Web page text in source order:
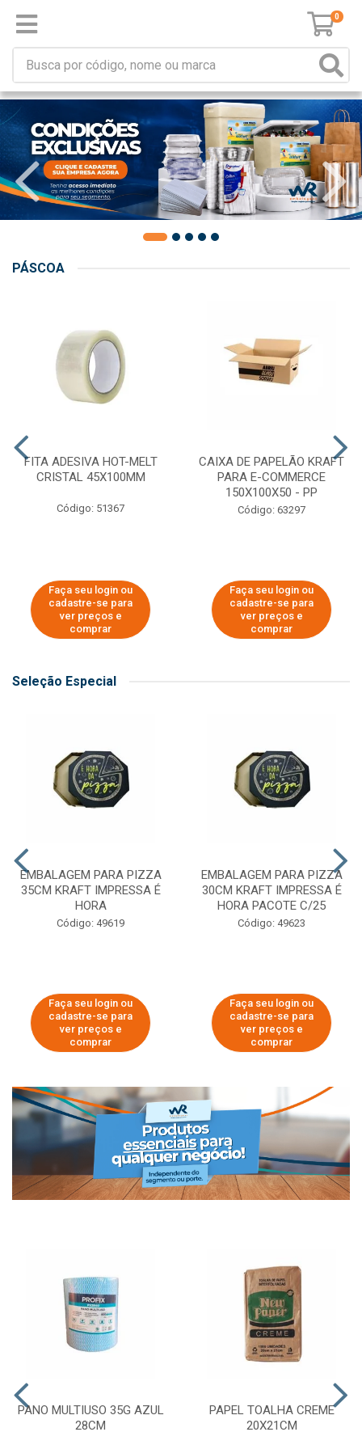
0
PÁSCOA
FITA ADESIVA HOT-MELT
CRISTAL 45X100MM
Código: 51367
Faça seu login ou
cadastre-se para
ver preços e
comprar
CAIXA DE PAPELÃO KRAFT
PARA E-COMMERCE
150X100X50 - PP
Código: 63297
Faça seu login ou
cadastre-se para
ver preços e
comprar
Seleção Especial
EMBALAGEM PARA PIZZA
35CM KRAFT IMPRESSA É
HORA
Código: 49619
Faça seu login ou
cadastre-se para
ver preços e
comprar
EMBALAGEM PARA PIZZA
30CM KRAFT IMPRESSA É
HORA PACOTE C/25
Código: 49623
Faça seu login ou
cadastre-se para
ver preços e
comprar
PANO MULTIUSO 35G AZUL
28CM
PAPEL TOALHA CREME
20X21CM